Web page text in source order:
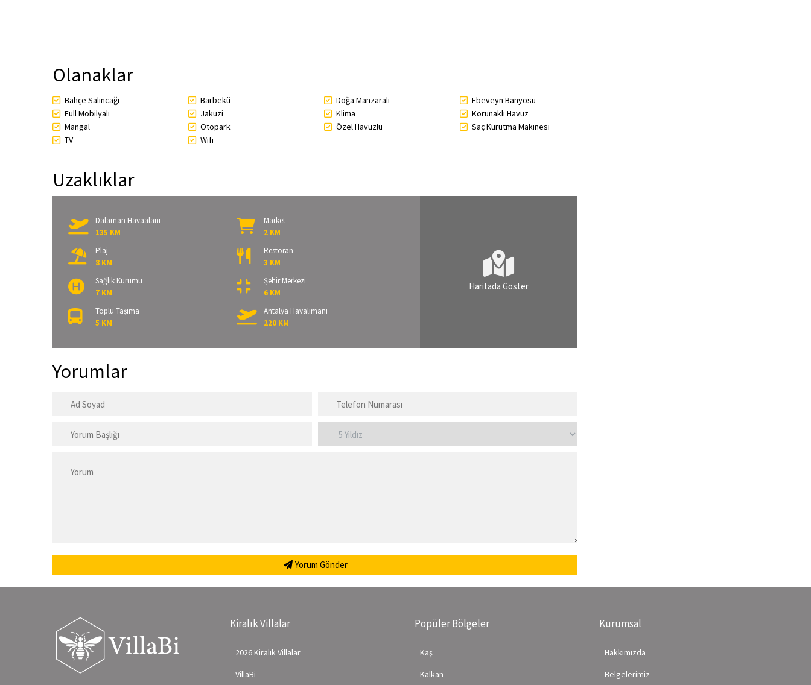
Olanaklar
Bahçe Salıncağı Barbekü Doğa Manzaralı
Ebeveyn Banyosu
Full Mobilyalı
Jakuzi Klima
Korunaklı Havuz
Mangal
Otopark Özel Havuzlu
Saç Kurutma Makinesi
TV
Wifi
Uzaklıklar
Dalaman Havaalanı
135 KM
Market
2 KM
Plaj
8 KM
Restoran
3 KM
Sağlık Kurumu
7 KM
Şehir Merkezi
6 KM
Toplu Taşıma
5 KM
Antalya Havalimanı
220 KM
Haritada Göster
Yorumlar
Yorum Gönder
Kiralık Villalar
2026 Kiralık Villalar
VillaBi
Popüler Bölgeler
Kaş
Kalkan
Kurumsal
Hakkımızda
Belgelerimiz